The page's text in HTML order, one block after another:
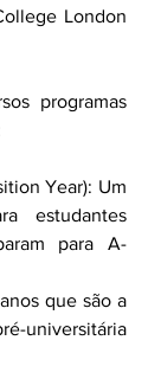
London
programas
Year): Um
estudantes
para A-
que são a
universitária